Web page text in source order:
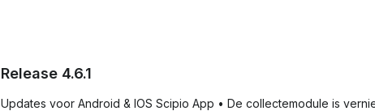
Release 4.6.1
Updates voor Android & IOS Scipio App • De collectemodule is